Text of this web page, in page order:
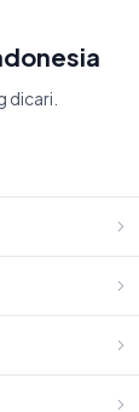
dicari.